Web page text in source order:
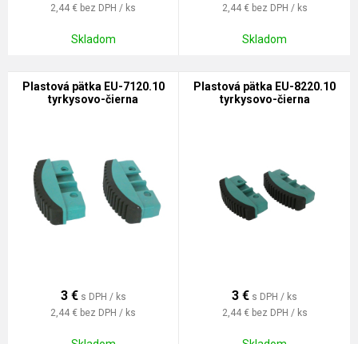
2,44 € bez DPH / ks
Skladom
2,44 € bez DPH / ks
Skladom
Plastová pätka EU-7120.10
tyrkysovo-čierna
3 € s DPH / ks
2,44 € bez DPH / ks
Plastová pätka EU-8220.10
tyrkysovo-čierna
3 € s DPH / ks
2,44 € bez DPH / ks